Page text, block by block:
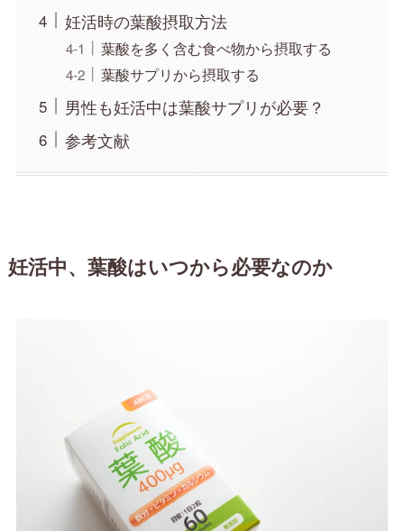
妊活時の葉酸摂取方法
葉酸を多く含む食べ物から摂取する
葉酸サプリから摂取する
男性も妊活中は葉酸サプリが必要？
参考文献
妊活中、葉酸はいつから必要なのか